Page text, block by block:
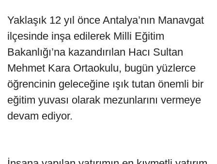
Yaklaşık 12 yıl önce Antalya’nın Manavgat
ilçesinde inşa edilerek Milli Eğitim
Bakanlığı’na kazandırılan Hacı Sultan
Mehmet Kara Ortaokulu, bugün yüzlerce
öğrencinin geleceğine ışık tutan önemli bir
eğitim yuvası olarak mezunlarını vermeye
devam ediyor.